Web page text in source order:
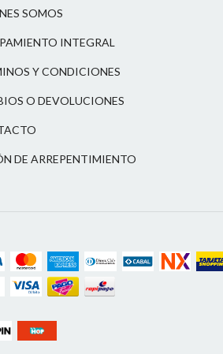
SOMOS
INTEGRAL
Y CONDICIONES
O DEVOLUCIONES
DE ARREPENTIMIENTO